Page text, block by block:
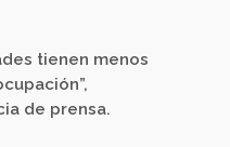
tienen menos
de prensa.